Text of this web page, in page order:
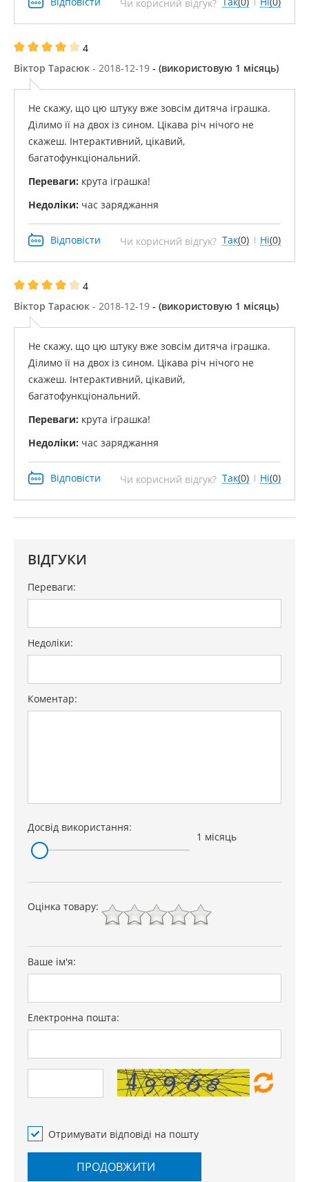
Чи корисний відгук?
4
Віктор Тарасюк - 2018-12-19 - (використовую 1 місяць)
Не скажу, що цю штуку вже зовсім дитяча іграшка.
Ділимо її на двох із сином. Цікава річ нічого не
скажеш. Інтерактивний, цікавий,
багатофункціональний.
Переваги: ​​крута іграшка!
Недоліки: час заряджання
Відповісти Чи корисний відгук? Так(0) Ні(0)
4
Віктор Тарасюк - 2018-12-19 - (використовую 1 місяць)
Не скажу, що цю штуку вже зовсім дитяча іграшка.
Ділимо її на двох із сином. Цікава річ нічого не
скажеш. Інтерактивний, цікавий,
багатофункціональний.
Переваги: ​​крута іграшка!
Недоліки: час заряджання
Відповісти Чи корисний відгук? Так(0) Ні(0)
ВІДГУКИ
Переваги:
Недоліки:
Коментар:
Досвід використання:
1 місяць
Оцінка товару:
Ваше ім'я:
Електронна пошта:
Отримувати відповіді на пошту
ПРОДОВЖИТИ